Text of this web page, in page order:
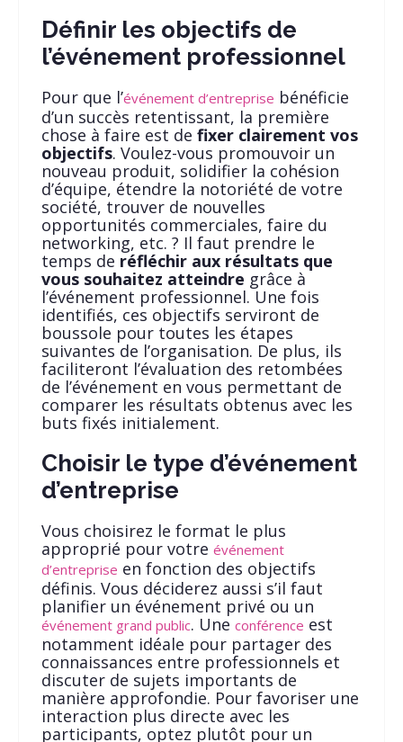
Définir les objectifs de
l’événement professionnel
Pour que l’événement d’entreprise bénéficie
d’un succès retentissant, la première
chose à faire est de fixer clairement vos
objectifs. Voulez-vous promouvoir un
nouveau produit, solidifier la cohésion
d’équipe, étendre la notoriété de votre
société, trouver de nouvelles
opportunités commerciales, faire du
networking, etc. ? Il faut prendre le
temps de réfléchir aux résultats que
vous souhaitez atteindre grâce à
l’événement professionnel. Une fois
identifiés, ces objectifs serviront de
boussole pour toutes les étapes
suivantes de l’organisation. De plus, ils
faciliteront l’évaluation des retombées
de l’événement en vous permettant de
comparer les résultats obtenus avec les
buts fixés initialement.
Choisir le type d’événement
d’entreprise
Vous choisirez le format le plus
approprié pour votre événement
d’entreprise en fonction des objectifs
définis. Vous déciderez aussi s’il faut
planifier un événement privé ou un
événement grand public. Une conférence est
notamment idéale pour partager des
connaissances entre professionnels et
discuter de sujets importants de
manière approfondie. Pour favoriser une
interaction plus directe avec les
participants, optez plutôt pour un